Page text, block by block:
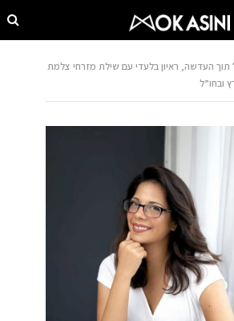
העדשה, ראיון בלעדי עם שילת מזרחי צלמת
ובחו”ל